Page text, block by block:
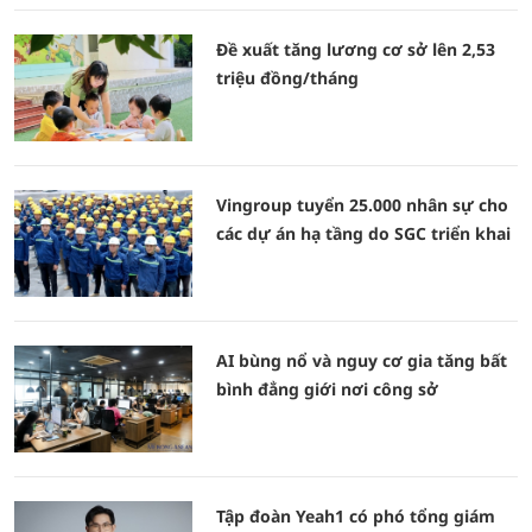
Đề xuất tăng lương cơ sở lên 2,53
triệu đồng/tháng
Vingroup tuyển 25.000 nhân sự cho
các dự án hạ tầng do SGC triển khai
AI bùng nổ và nguy cơ gia tăng bất
bình đẳng giới nơi công sở
Tập đoàn Yeah1 có phó tổng giám